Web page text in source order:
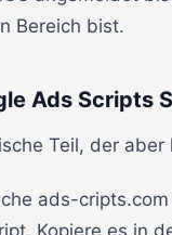
Bereich bist.
Ads Scripts
Teil, der aber
ads-